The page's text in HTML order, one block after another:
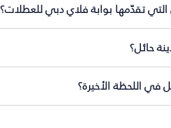
تقدّمها بوابة فلاي دبي للعطلات؟
حائل؟
في اللحظة الأخيرة؟